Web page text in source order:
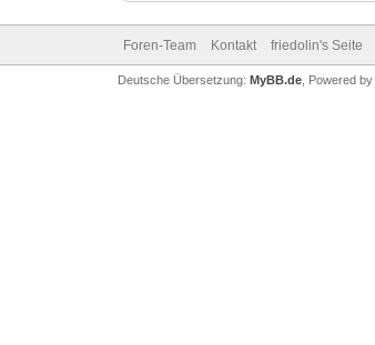
Foren-Team Kontakt friedolin's Seite
Deutsche Übersetzung: MyBB.de, Powered by